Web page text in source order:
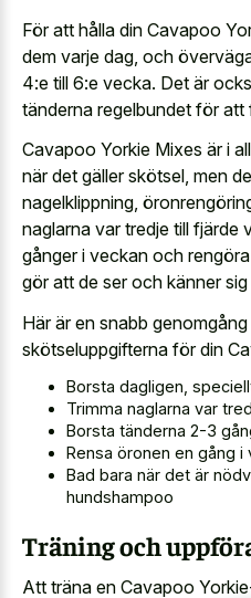
För att hålla din Cavapoo
dem varje dag, och
4:e till 6:e vecka. Det är
tänderna regelbundet för att
Cavapoo Yorkie Mixes är i
när det gäller skötsel, men
nagelklippning,
naglarna var tredje till fjärde
gånger i veckan och
gör att de ser och känner
Här är en snabb
skötseluppgifterna för din
Borsta dagligen,
Trimma naglarna var
Borsta tänderna 2-3
Rensa öronen en gång i
Bad bara när det är
hundshampoo
Träning och
Att träna en Cavapoo